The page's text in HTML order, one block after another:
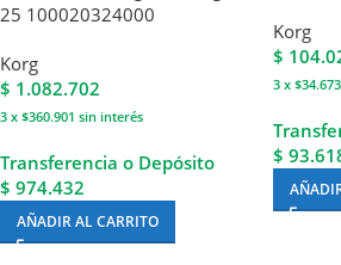
25 100020324000
Korg
$ 1.082.702
3 x $360.901 sin interés
Transferencia o Depósito
$ 974.432
AÑADIR AL CARRITO
Korg
$
3 x $34.673
$